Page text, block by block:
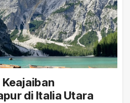
di Italia Utara